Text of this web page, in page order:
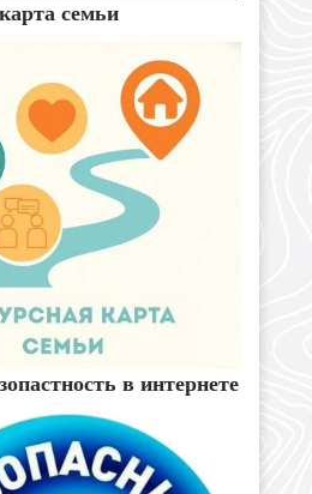
семьи
в интернете